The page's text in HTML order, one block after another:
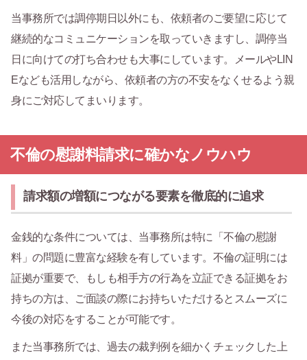
当事務所では調停期日以外にも、依頼者のご要望に応じて
継続的なコミュニケーションを取っていきますし、調停当
日に向けての打ち合わせも大事にしています。メールやLIN
Eなども活用しながら、依頼者の方の不安をなくせるよう親
身にご対応してまいります。
不倫の慰謝料請求に確かなノウハウ
請求額の増額につながる要素を徹底的に追求
金銭的な条件については、当事務所は特に「不倫の慰謝
料」の問題に豊富な経験を有しています。不倫の証明には
証拠が重要で、もしも相手方の行為を立証できる証拠をお
持ちの方は、ご面談の際にお持ちいただけるとスムーズに
今後の対応をすることが可能です。
また当事務所では、過去の裁判例を細かくチェックした上